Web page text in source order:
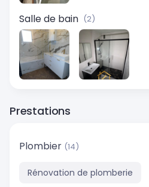
Salle de bain (2)
Prestations
Plombier (14)
Rénovation de plomberie